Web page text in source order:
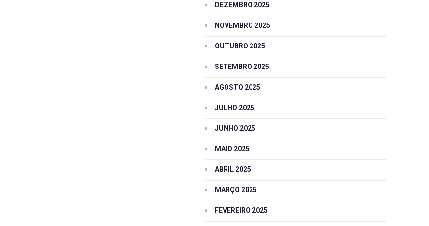
DEZEMBRO 2025
NOVEMBRO 2025
OUTUBRO 2025
SETEMBRO 2025
AGOSTO 2025
JULHO 2025
JUNHO 2025
MAIO 2025
ABRIL 2025
MARÇO 2025
FEVEREIRO 2025